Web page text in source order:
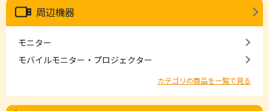
周辺機器
モニター
モバイルモニター・プロジェクター
カテゴリの商品を一覧で見る